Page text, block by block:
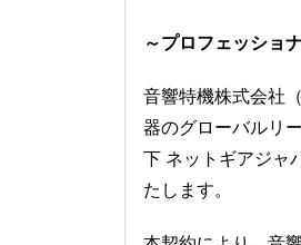
～プロフェッショ
音響特機株式会社
器のグローバルリ
下 ネットギアジャ
たします。